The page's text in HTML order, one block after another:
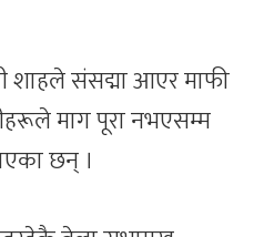
शाहले संसद्मा आएर माफी
माग पूरा नभएसम्म
छन् ।